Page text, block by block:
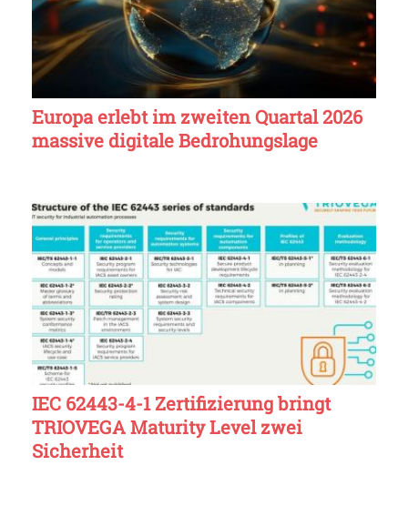
Europa erlebt im zweiten Quartal 2026
massive digitale Bedrohungslage
IEC 62443-4-1 Zertifizierung bringt
TRIOVEGA Maturity Level zwei
Sicherheit